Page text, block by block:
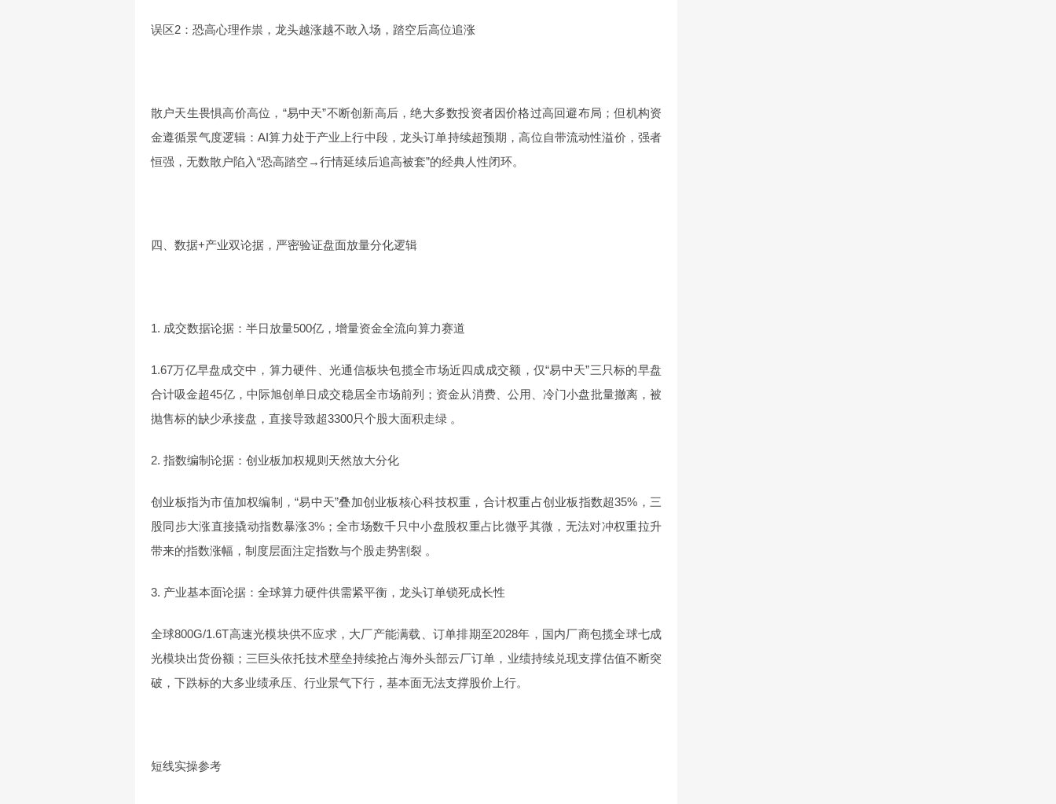
误区2：恐高心理作祟，龙头越涨越不敢入场，踏空后高位追涨
散户天生畏惧高价高位，“易中天”不断创新高后，绝大多数投资者因价格过高回避布局；但机构资
金遵循景气度逻辑：AI算力处于产业上行中段，龙头订单持续超预期，高位自带流动性溢价，强者
恒强，无数散户陷入“恐高踏空→行情延续后追高被套”的经典人性闭环。
四、数据+产业双论据，严密验证盘面放量分化逻辑
1. 成交数据论据：半日放量500亿，增量资金全流向算力赛道
1.67万亿早盘成交中，算力硬件、光通信板块包揽全市场近四成成交额，仅“易中天”三只标的早盘
合计吸金超45亿，中际旭创单日成交稳居全市场前列；资金从消费、公用、冷门小盘批量撤离，被
抛售标的缺少承接盘，直接导致超3300只个股大面积走绿 。
2. 指数编制论据：创业板加权规则天然放大分化
创业板指为市值加权编制，“易中天”叠加创业板核心科技权重，合计权重占创业板指数超35%，三
股同步大涨直接撬动指数暴涨3%；全市场数千只中小盘股权重占比微乎其微，无法对冲权重拉升
带来的指数涨幅，制度层面注定指数与个股走势割裂 。
3. 产业基本面论据：全球算力硬件供需紧平衡，龙头订单锁死成长性
全球800G/1.6T高速光模块供不应求，大厂产能满载、订单排期至2028年，国内厂商包揽全球七成
光模块出货份额；三巨头依托技术壁垒持续抢占海外头部云厂订单，业绩持续兑现支撑估值不断突
破，下跌标的大多业绩承压、行业景气下行，基本面无法支撑股价上行。
短线实操参考